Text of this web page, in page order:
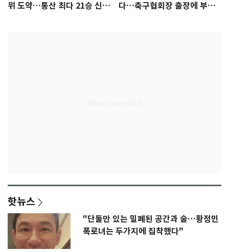
위 도약…통산 최다 21승 신기
다…축구협회장 출장에 부인
핫뉴스
"단둘만 있는 밀폐된 공간과 술…황정민
폭로녀는 두가지에 집착했다"